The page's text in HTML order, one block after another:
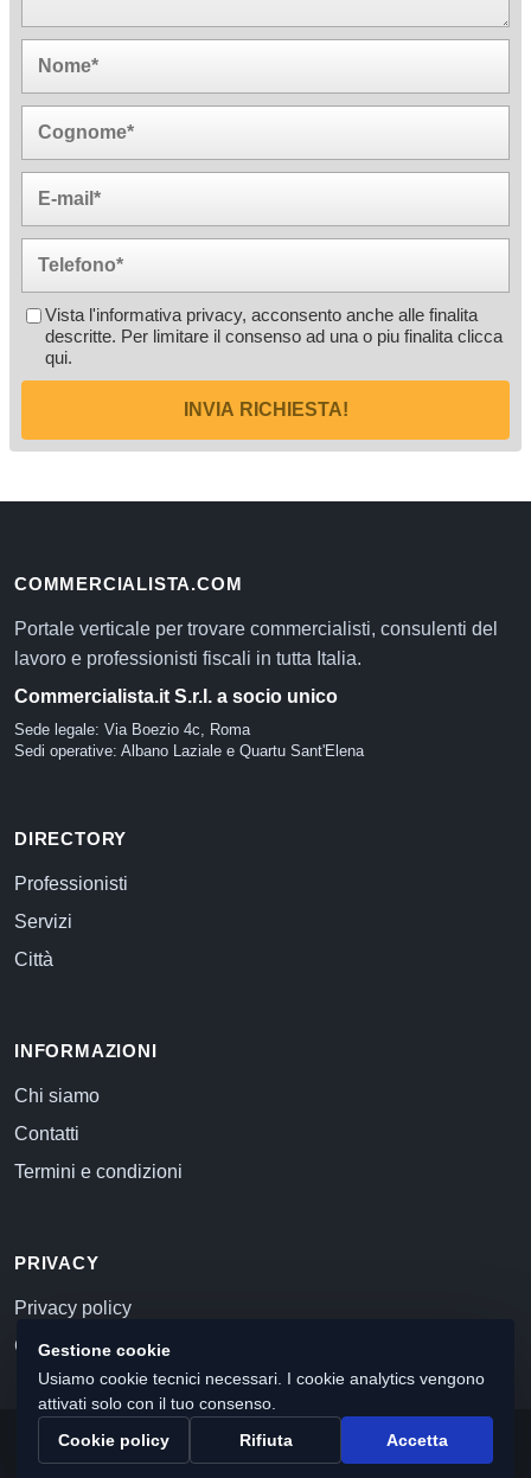
Vista l'informativa privacy, acconsento anche alle finalita
descritte. Per limitare il consenso ad una o piu finalita clicca
qui.
INVIA RICHIESTA!
COMMERCIALISTA.COM
Portale verticale per trovare commercialisti, consulenti del
lavoro e professionisti fiscali in tutta Italia.
Commercialista.it S.r.l. a socio unico
Sede legale: Via Boezio 4c, Roma
Sedi operative: Albano Laziale e Quartu Sant'Elena
DIRECTORY
Professionisti
Servizi
Città
INFORMAZIONI
Chi siamo
Contatti
Termini e condizioni
PRIVACY
Privacy policy
Cookie policy
© 2026 Commercialista.com
C.F. e P.IVA 12059071006
Gestione cookie
Usiamo cookie tecnici necessari. I cookie analytics vengono
attivati solo con il tuo consenso.
Cookie policy
Rifiuta Accetta